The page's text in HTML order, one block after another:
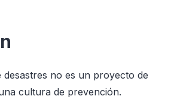
desastres no es un proyecto de
cultura de prevención.